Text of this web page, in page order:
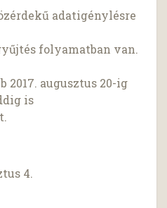
adatigénylésre
folyamatban van.
2017. augusztus 20-ig
is
4.